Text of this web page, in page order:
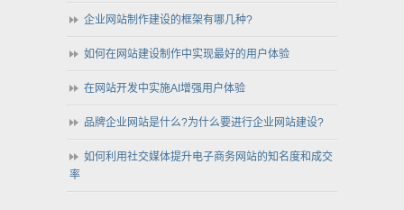
企业网站制作建设的框架有哪几种?
如何在网站建设制作中实现最好的用户体验
在网站开发中实施AI增强用户体验
品牌企业网站是什么?为什么要进行企业网站建设?
如何利用社交媒体提升电子商务网站的知名度和成交
率